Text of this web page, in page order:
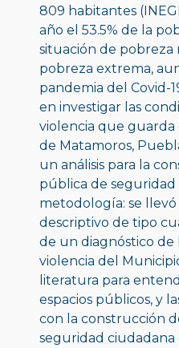
809 habitantes
año el 53.5% de la
situación de pobreza
pobreza extrema,
pandemia del Covid-
en investigar las
violencia que
de Matamoros,
un análisis para la
pública de seguridad
metodología: se
descriptivo de tipo
de un diagnóstico de
violencia del
literatura para
espacios públicos, y
con la construcción
seguridad